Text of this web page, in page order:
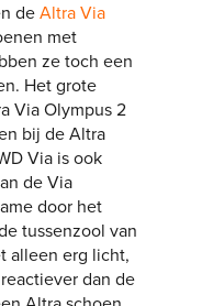
deAltra Via
met
ze toch een
Het grote
Via Olympus 2
bij de Altra
Via is ook
de Via
door het
tussenzool van
alleen erg licht,
dan de